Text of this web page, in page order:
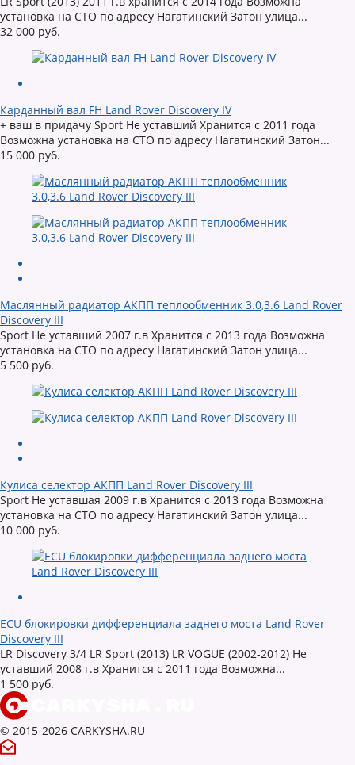
установка на СТО по адресу Нагатинский Затон улица...
32 000 руб.
Карданный вал FH Land Rover Discovery IV
+ ваш в придачу Sport Не уставший Хранится с 2011 года
Возможна установка на СТО по адресу Нагатинский Затон...
15 000 руб.
Маслянный радиатор АКПП теплообменник 3.0,3.6 Land Rover
Discovery III
Sport Не уставший 2007 г.в Хранится с 2013 года Возможна
установка на СТО по адресу Нагатинский Затон улица...
5 500 руб.
Кулиса селектор АКПП Land Rover Discovery III
Sport Не уставшая 2009 г.в Хранится с 2013 года Возможна
установка на СТО по адресу Нагатинский Затон улица...
10 000 руб.
ECU блокировки дифференциала заднего моста Land Rover
Discovery III
LR Discovery 3/4 LR Sport (2013) LR VOGUE (2002-2012) Не
уставший 2008 г.в Хранится с 2011 года Возможна...
1 500 руб.
© 2015-2026 CARKYSHA.RU